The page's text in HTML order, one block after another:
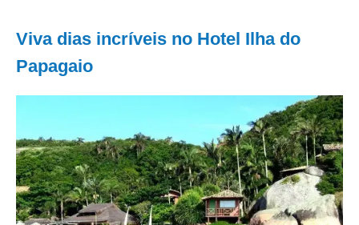
Viva dias incríveis no Hotel Ilha do
Papagaio